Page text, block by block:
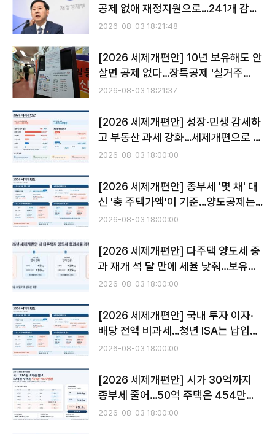
공제 없애 재정지원으로…241개 감면
중 115개 정비
2026-08-03 18:21:48
[2026 세제개편안] 10년 보유해도 안
살면 공제 없다…장특공제 '실거주
80%'로 전환
2026-08-03 18:21:37
[2026 세제개편안] 성장·민생 감세하
고 부동산 과세 강화…세제개편으로 세
수 3.4조↑
2026-08-03 18:00:00
[2026 세제개편안] 종부세 '몇 채' 대
신 '총 주택가액'이 기준…양도공제는
실거주 중심
2026-08-03 18:00:00
[2026 세제개편안] 다주택 양도세 중
과 재개 석 달 만에 세율 낮춰…보유세
강화 속 '퇴로'
2026-08-03 18:00:00
[2026 세제개편안] 국내 투자 이자·
배당 전액 비과세…청년 ISA는 납입액
10% 공제
2026-08-03 18:00:00
[2026 세제개편안] 시가 30억까지
종부세 줄어…50억 주택은 454만
→979만원
2026-08-03 18:00:00